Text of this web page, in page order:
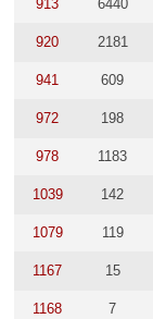
913 6440
920 2181
941 609
972 198
978 1183
1039 142
1079 119
1167 15
1168 7